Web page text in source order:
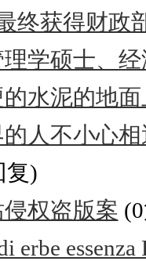
终获得财政
学硕士、
水泥的地面
的人不小心
复)
权盗版案
erbe essenza